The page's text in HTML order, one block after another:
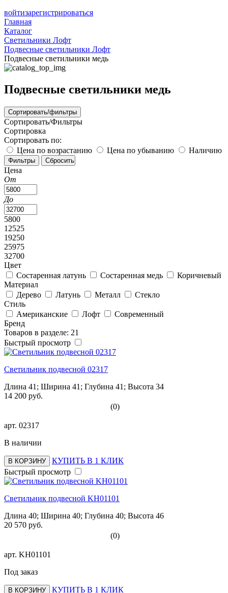
войтизарегистрироваться
Главная
Каталог
Светильники Лофт
Подвесные светильники Лофт
Подвесные светильники медь
Подвесные светильники медь
Сортировать/фильтры
Сортировать/Фильтры
Сортировка
Сортировать по:
Цена по возрастанию
Цена по убыванию Наличию
Цена
От
До
5800
12525
19250
25975
32700
Цвет
Состаренная латунь
Состаренная медь
Коричневый
Материал
Дерево
Латунь Металл
Стекло
Стиль
Американские
Лофт
Современный
Бренд
Товаров в разделе: 21
Быстрый просмотр
Светильник подвесной 02317
Длина 41; Ширина 41; Глубина 41; Высота 34
14 200 руб.
(0)
арт. 02317
В наличии
В КОРЗИНУ
КУПИТЬ В 1 КЛИК
Быстрый просмотр
Светильник подвесной KH01101
Длина 40; Ширина 40; Глубина 40; Высота 46
20 570 руб.
(0)
арт. KH01101
Под заказ
В КОРЗИНУ КУПИТЬ В 1 КЛИК